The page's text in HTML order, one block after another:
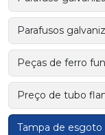
Parafusos
Peças de ferro
Preço de tubo
Tampa de esgoto